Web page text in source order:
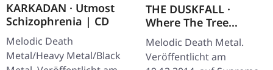
KARKADAN · Utmost
Schizophrenia | CD
Melodic Death
Metal/Heavy Metal/Black
THE DUSKFALL ·
Where The Tree
Stands Dead | CLEAR
LP
Melodic Death Metal.
Veröffentlicht am